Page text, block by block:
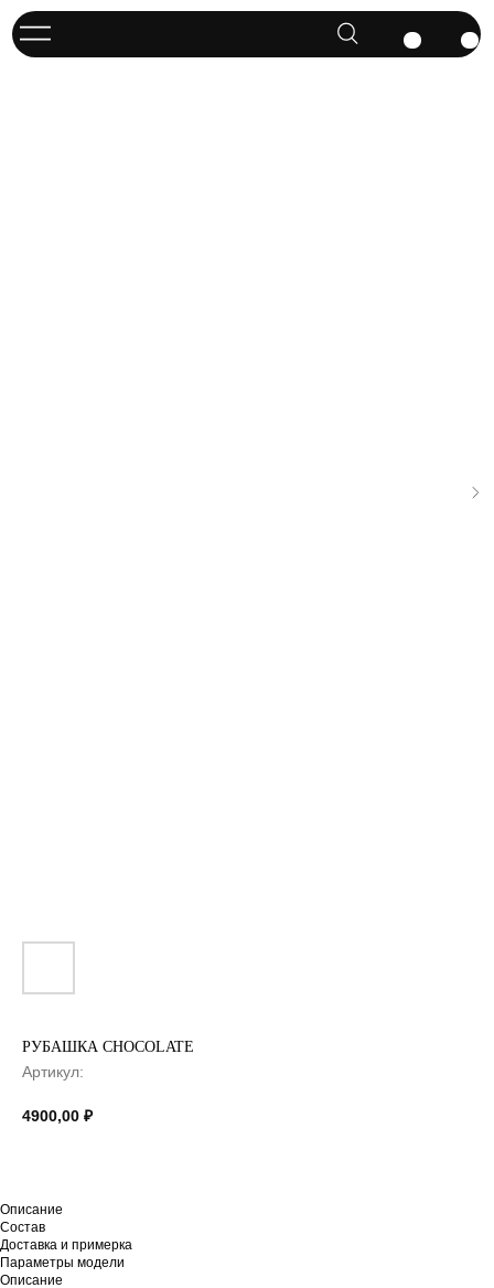
РУБАШКА CHOCOLATE
Артикул:
4900,00 ₽
Описание
Состав
Доставка и примерка
Параметры модели
Описание